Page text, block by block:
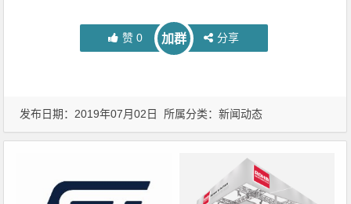
赞 0 加群 分享
发布日期：2019年07月02日 所属分类：新闻动态